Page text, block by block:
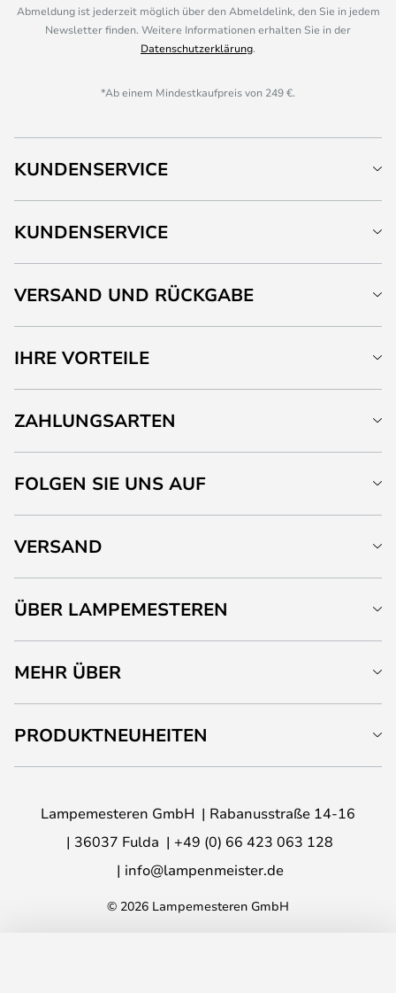
Abmeldung ist jederzeit möglich über den Abmeldelink, den Sie in jedem
Newsletter finden. Weitere Informationen erhalten Sie in der
Datenschutzerklärung.
*Ab einem Mindestkaufpreis von 249 €.
KUNDENSERVICE
KUNDENSERVICE
VERSAND UND RÜCKGABE
IHRE VORTEILE
ZAHLUNGSARTEN
FOLGEN SIE UNS AUF
VERSAND
ÜBER LAMPEMESTEREN
MEHR ÜBER
PRODUKTNEUHEITEN
Lampemesteren GmbH
Rabanusstraße 14-16
36037 Fulda
+49 (0) 66 423 063 128
info@lampenmeister.de
© 2026 Lampemesteren GmbH